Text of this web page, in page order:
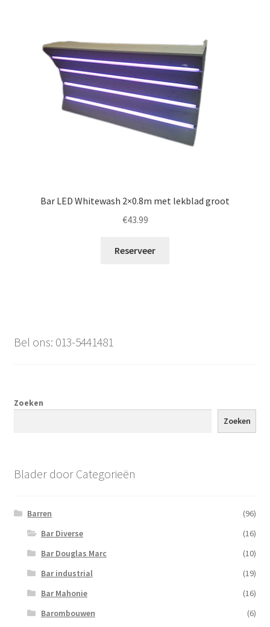
Bar LED Whitewash 2×0.8m met lekblad groot
€43.99
Reserveer
Bel ons: 013-5441481
Zoeken
Zoeken
Blader door Categorieën
Barren
(96)
Bar Diverse
(16)
Bar Douglas Marc
(10)
Bar industrial
(19)
Bar Mahonie
(16)
Barombouwen
(6)